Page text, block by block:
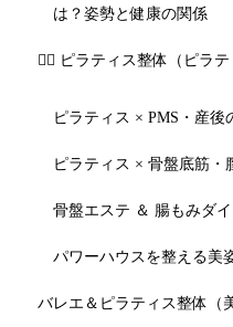
は？姿勢と健康の関係
🧘‍♀️ ピラティス整体（ピラテ
ピラティス × PMS・産後
ピラティス × 骨盤底筋・
骨盤エステ ＆ 腸もみダイ
パワーハウスを整える美
バレエ＆ピラティス整体（